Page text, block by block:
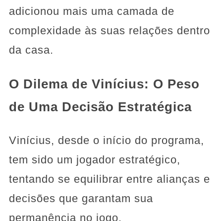
adicionou mais uma camada de
complexidade às suas relações dentro
da casa.
O Dilema de Vinícius: O Peso
de Uma Decisão Estratégica
Vinícius, desde o início do programa,
tem sido um jogador estratégico,
tentando se equilibrar entre alianças e
decisões que garantam sua
permanência no jogo.